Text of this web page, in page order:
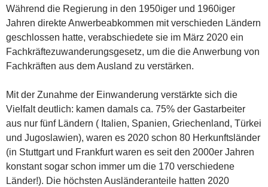
Während die Regierung in den 1950iger und 1960iger
Jahren direkte Anwerbeabkommen mit verschieden Ländern
geschlossen hatte, verabschiedete sie im März 2020 ein
Fachkräftezuwanderungsgesetz, um die die Anwerbung von
Fachkräften aus dem Ausland zu verstärken.
Mit der Zunahme der Einwanderung verstärkte sich die
Vielfalt deutlich: kamen damals ca. 75% der Gastarbeiter
aus nur fünf Ländern ( Italien, Spanien, Griechenland, Türkei
und Jugoslawien), waren es 2020 schon 80 Herkunftsländer
(in Stuttgart und Frankfurt waren es seit den 2000er Jahren
konstant sogar schon immer um die 170 verschiedene
Länder!). Die höchsten Ausländeranteile hatten 2020